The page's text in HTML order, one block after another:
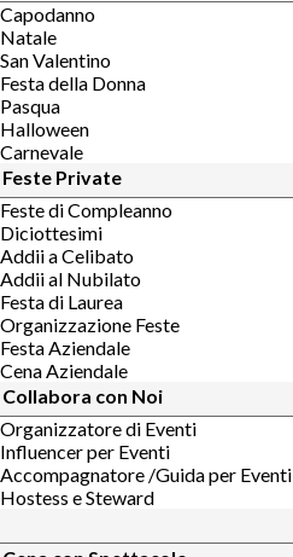
Capodanno
Natale
San Valentino
Festa della Donna
Pasqua
Halloween
Carnevale
Feste Private
Feste di Compleanno
Diciottesimi
Addii a Celibato
Addii al Nubilato
Festa di Laurea
Organizzazione Feste
Festa Aziendale
Cena Aziendale
Collabora con Noi
Organizzatore di Eventi
Influencer per Eventi
Accompagnatore /Guida per Eventi
Hostess e Steward